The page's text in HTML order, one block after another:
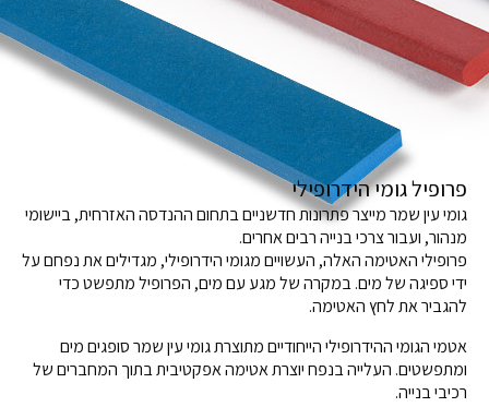
פרופיל גומי הידרופילי
גומי עין שמר מייצר פתרונות חדשניים בתחום ההנדסה האזרחית, ביישומי
מנהור, ועבור צרכי בנייה רבים אחרים.
פרופילי האטימה האלה, העשויים מגומי הידרופילי, מגדילים את נפחם על
ידי ספיגה של מים. במקרה של מגע עם מים, הפרופיל מתפשט כדי
להגביר את לחץ האטימה.
אטמי הגומי ההידרופילי הייחודיים מתוצרת גומי עין שמר סופגים מים
ומתפשטים. העלייה בנפח יוצרת אטימה אפקטיבית בתוך המחברים של
רכיבי בנייה.